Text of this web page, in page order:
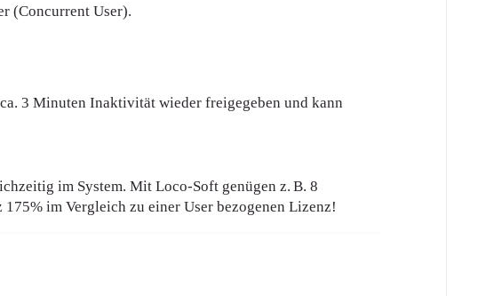
(Concurrent User).
3 Minuten Inaktivität wieder freigegeben und kann
im System. Mit Loco‑Soft genügen z. B. 8
im Vergleich zu einer User bezogenen Lizenz!